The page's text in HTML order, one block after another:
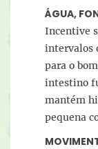
ÁGUA,
Incentive
intervalos
para o
intestino
mantém
pequena